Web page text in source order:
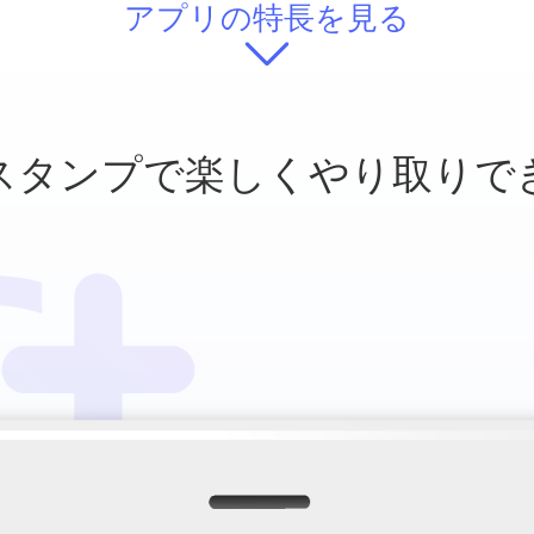
アプリの特長を見る
タンプで楽しくやり取りで